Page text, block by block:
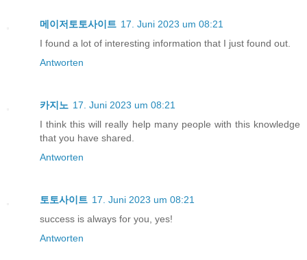
메이저토토사이트 17. Juni 2023 um 08:21
I found a lot of interesting information that I just found out.
Antworten
카지노 17. Juni 2023 um 08:21
I think this will really help many people with this knowledge
that you have shared.
Antworten
토토사이트 17. Juni 2023 um 08:21
success is always for you, yes!
Antworten